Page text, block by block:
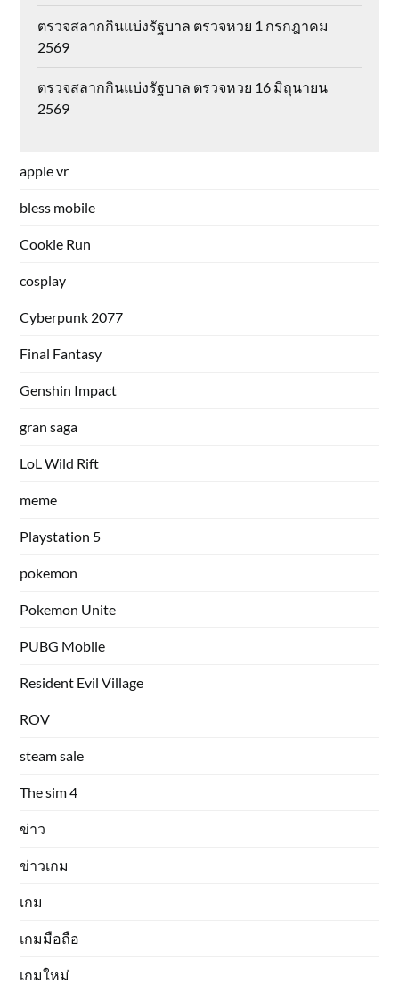
ตรวจสลากกินแบ่งรัฐบาล ตรวจหวย 1 กรกฎาคม
2569
ตรวจสลากกินแบ่งรัฐบาล ตรวจหวย 16 มิถุนายน
2569
apple vr
bless mobile
Cookie Run
cosplay
Cyberpunk 2077
Final Fantasy
Genshin Impact
gran saga
LoL Wild Rift
meme
Playstation 5
pokemon
Pokemon Unite
PUBG Mobile
Resident Evil Village
ROV
steam sale
The sim 4
ข่าว
ข่าวเกม
เกม
เกมมือถือ
เกมใหม่